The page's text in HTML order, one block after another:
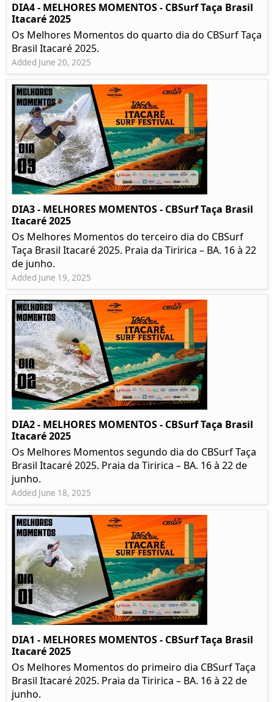
DIA4 - MELHORES MOMENTOS - CBSurf Taça Brasil
Itacaré 2025
Os Melhores Momentos do quarto dia do CBSurf Taça
Brasil Itacaré 2025.
Added June 20, 2025
DIA3 - MELHORES MOMENTOS - CBSurf Taça Brasil
Itacaré 2025
Os Melhores Momentos do terceiro dia do CBSurf
Taça Brasil Itacaré 2025. Praia da Tiririca – BA. 16 à 22
de junho.
Added June 19, 2025
DIA2 - MELHORES MOMENTOS - CBSurf Taça Brasil
Itacaré 2025
Os Melhores Momentos segundo dia do CBSurf Taça
Brasil Itacaré 2025. Praia da Tiririca – BA. 16 à 22 de
junho.
Added June 18, 2025
DIA1 - MELHORES MOMENTOS - CBSurf Taça Brasil
Itacaré 2025
Os Melhores Momentos do primeiro dia CBSurf Taça
Brasil Itacaré 2025. Praia da Tiririca – BA. 16 à 22 de
junho.